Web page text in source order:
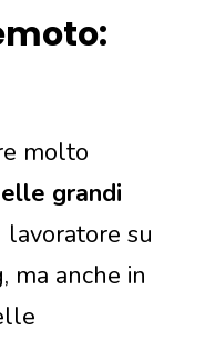
molto
grandi
su
ma anche in